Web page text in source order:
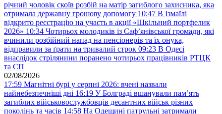
річний чоловік скоїв розбій на матір загиблого захисника, яка
отримала державну грошову допомогу 10:47 В Ізмаїлі
відкрито реєстрацію на участь в акції «Шкільний портфелик
2026» 10:34 Чотирьох молодиків із Саф’янівської громади, які
вчинили розбійний напад на пенсіонерів та їх онука,
відправили за ґрати на тривалий строк 09:23 В Одесі
внаслідок стрілянини поранено чотирьох працівників РТЦК
та СП
02/08/2026
17:59 Магнітні бурі у серпні 2026: вчені назвали
найнебезпечніші дні 16:19 У Болграді вшанували пам’ять
загиблих військовослужбовців десантних військ різних
поколінь та часів 14:58 На Одещині патрульні затримали